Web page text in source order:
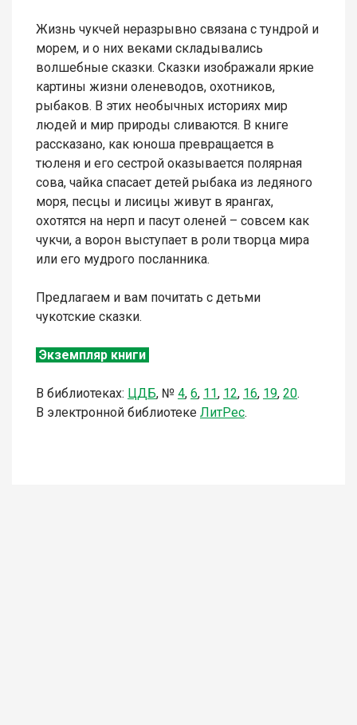
Жизнь чукчей неразрывно связана с тундрой и
морем, и о них веками складывались
волшебные сказки. Сказки изображали яркие
картины жизни оленеводов, охотников,
рыбаков. В этих необычных историях мир
людей и мир природы сливаются. В книге
рассказано, как юноша превращается в
тюленя и его сестрой оказывается полярная
сова, чайка спасает детей рыбака из ледяного
моря, песцы и лисицы живут в ярангах,
охотятся на нерп и пасут оленей – совсем как
чукчи, а ворон выступает в роли творца мира
или его мудрого посланника.
Предлагаем и вам почитать с детьми
чукотские сказки.
Экземпляр книги
В библиотеках: ЦДБ, № 4, 6, 11, 12, 16, 19, 20.
В электронной библиотеке Л итРес.